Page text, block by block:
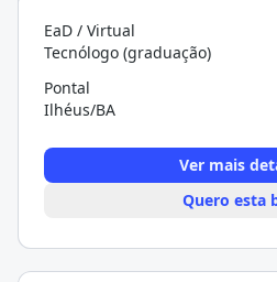
EaD / Virtual
Tecnólogo (graduação)
Pontal
Ilhéus/BA
Ver mais
Quero esta